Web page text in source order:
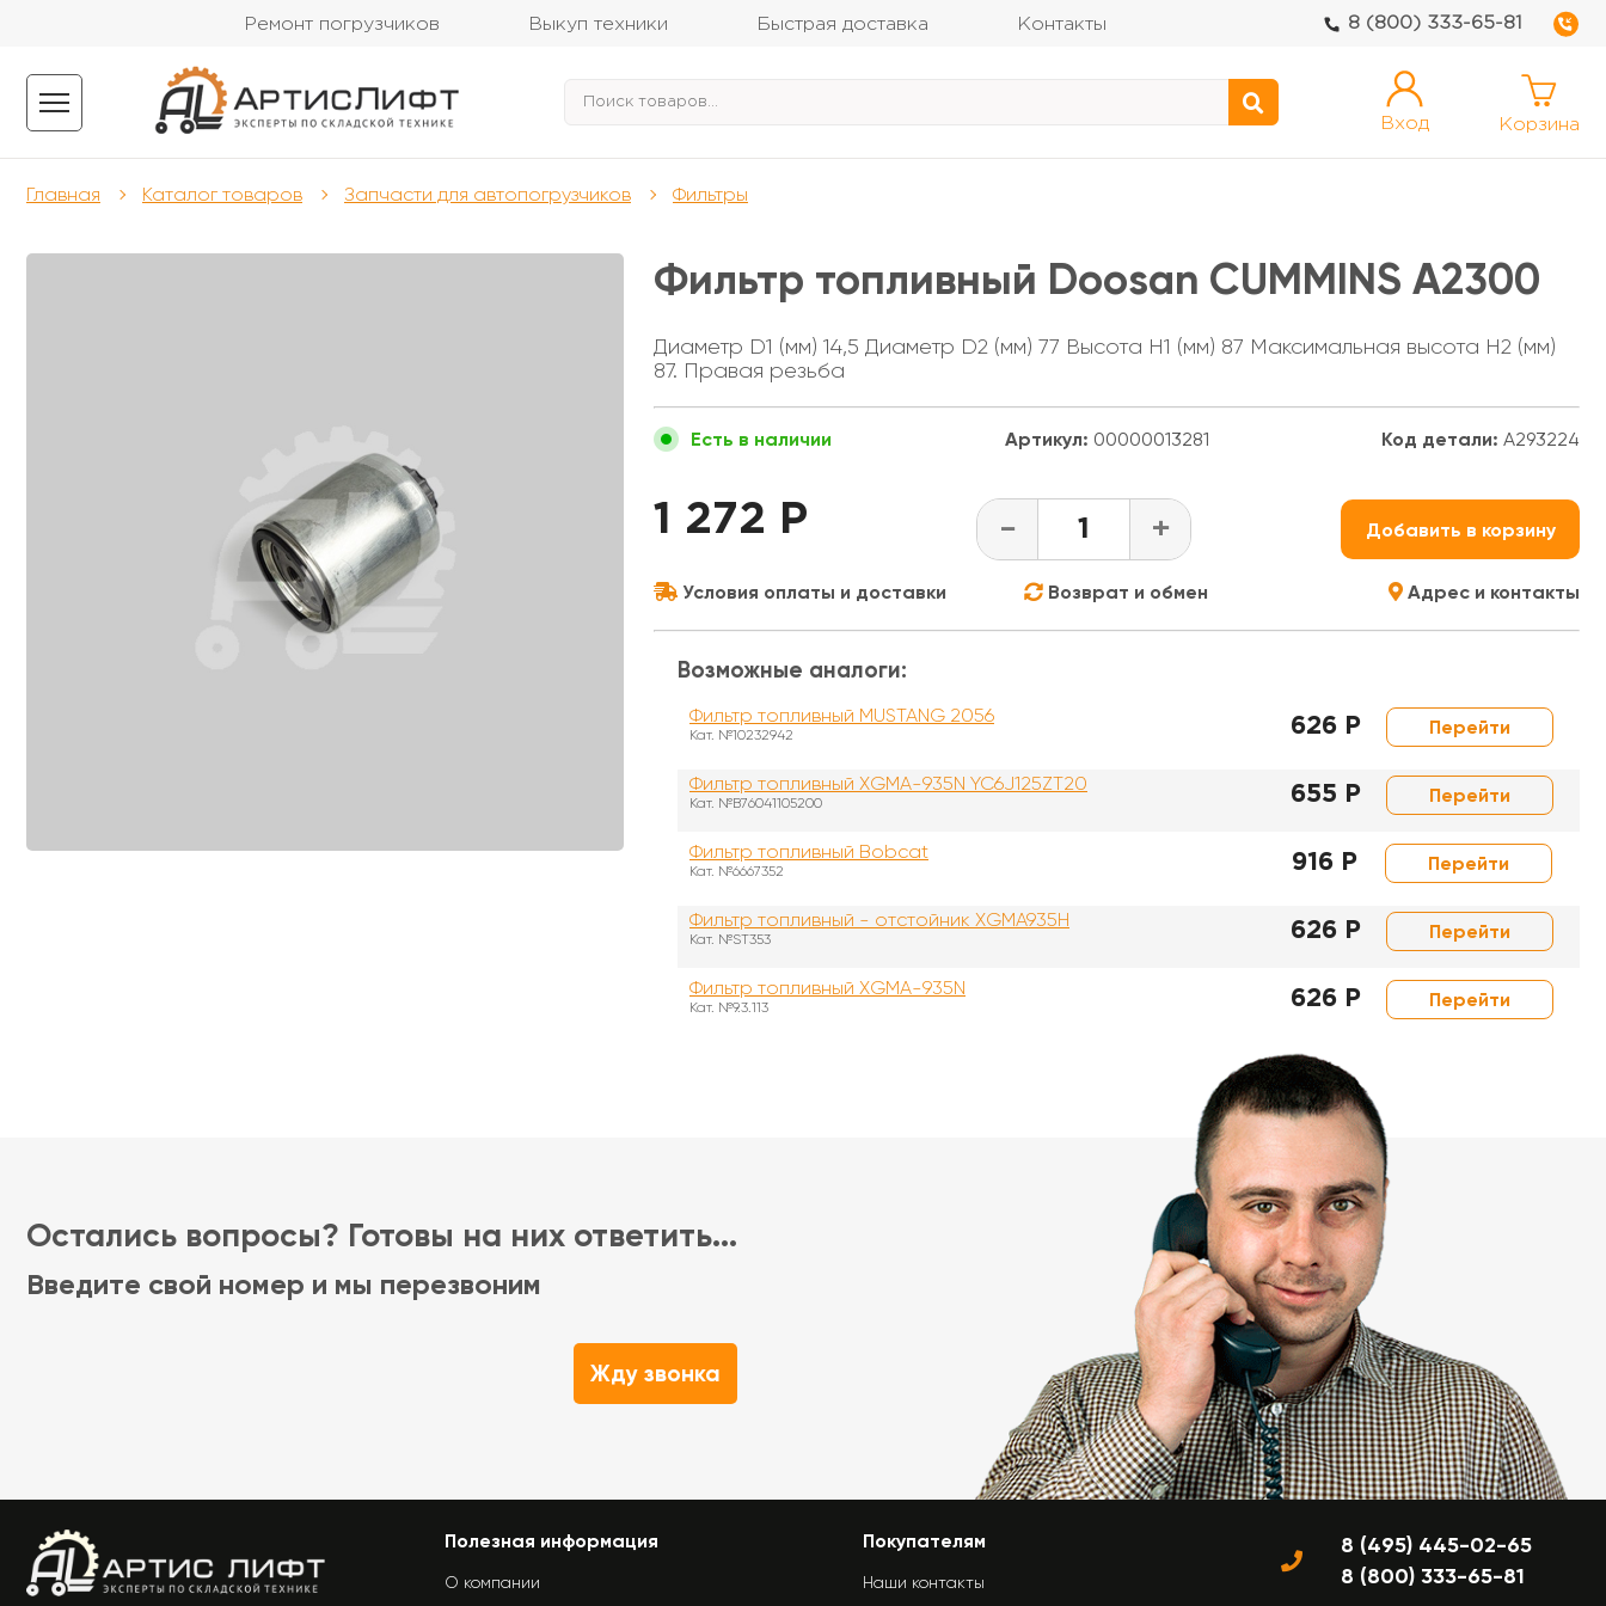
Ремонт погрузчиков Выкуп техники Быстрая доставка Контакты 8 (800) 333-65-81
Вход Корзина
Главная Каталог товаров Запчасти для автопогрузчиков Фильтры
Фильтр топливный Doosan CUMMINS A2300
Диаметр D1 (мм) 14,5 Диаметр D2 (мм) 77 Высота H1 (мм) 87 Максимальная высота H2 (мм)
87. Правая резьба
Есть в наличии Артикул: 00000013281 Код детали: A293224
1 272 Р - + Добавить в корзину
Условия оплаты и доставки Возврат и обмен Адрес и контакты
Возможные аналоги:
Фильтр топливный MUSTANG 2056
Кат. №10232942 626 Р Перейти
Фильтр топливный XGMA-935N YC6J125ZT20
Кат. №B76041105200 655 Р Перейти
Фильтр топливный Bobcat
Кат. №6667352 916 Р Перейти
Фильтр топливный - отстойник XGMA935H
Кат. №ST353 626 Р Перейти
Фильтр топливный XGMA-935N
Кат. №9.3.113 626 Р Перейти
Остались вопросы? Готовы на них ответить...
Введите свой номер и мы перезвоним
Жду звонка
Полезная информация
О компании
Покупателям
Наши контакты
8 (495) 445-02-65
8 (800) 333-65-81